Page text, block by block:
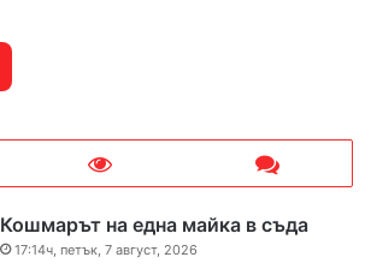
Кошмарът на една майка в съда
17:14ч, петък, 7 август, 2026